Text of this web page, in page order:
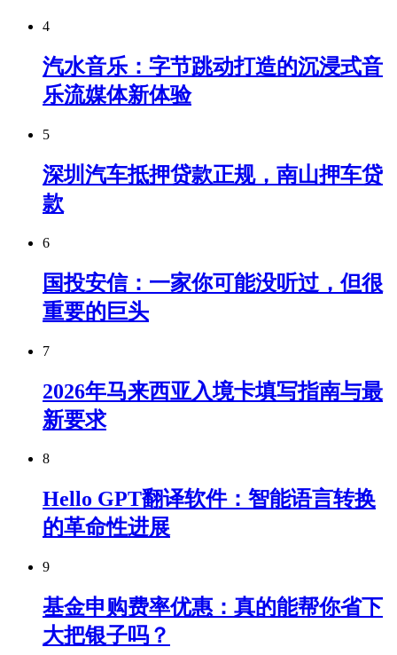
4
汽水音乐：字节跳动打造的沉浸式音
乐流媒体新体验
5
深圳汽车抵押贷款正规，南山押车贷
款
6
国投安信：一家你可能没听过，但很
重要的巨头
7
2026年马来西亚入境卡填写指南与最
新要求
8
Hello GPT翻译软件：智能语言转换
的革命性进展
9
基金申购费率优惠：真的能帮你省下
大把银子吗？